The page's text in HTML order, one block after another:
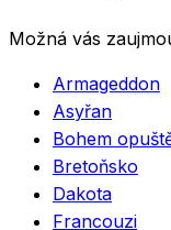
Možná vás
Armageddon
Asyřan
Bohem
Bretoňsko
Dakota
Francouzi